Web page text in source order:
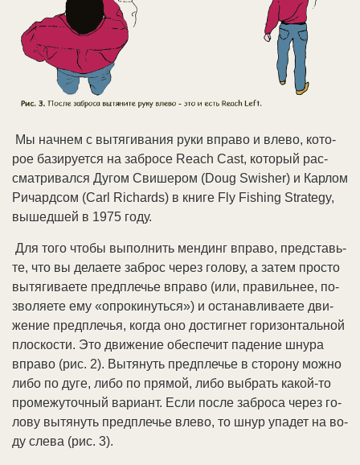
Мы нач­нем с вы­тя­ги­ва­ния ру­ки впра­во и вле­во, ко­то­
рое ба­зи­ру­ет­ся на за­бро­се Reach Cast, ко­то­рый рас­
смат­ри­вал­ся Ду­гом Сви­ше­ром (Doug Swisher) и Кар­лом
Ри­чар­дсом (Carl Richards) в кни­ге Fly Fishing Strategy,
вы­шед­шей в 1975 го­ду.
Для то­го что­бы вы­пол­нить мен­динг впра­во, пред­ставь­
те, что вы де­лае­те за­брос че­рез го­ло­ву, а за­тем про­сто
вы­тя­ги­вае­те пред­пле­чье впра­во (или, пра­виль­нее, по­
зво­ляе­те ему «оп­ро­ки­нуть­ся») и ос­та­нав­ли­вае­те дви­
же­ние пред­пле­чья, ко­гда оно дос­тиг­нет го­ри­зон­таль­ной
плос­ко­сти. Это дви­же­ние обес­пе­чит па­де­ние шну­ра
впра­во (рис. 2). Вы­тя­нуть пред­пле­чье в сто­ро­ну мож­но
ли­бо по ду­ге, ли­бо по пря­мой, ли­бо вы­брать ка­кой-то
про­ме­жу­точ­ный ва­ри­ант. Ес­ли по­сле за­бро­са че­рез го­
ло­ву вы­тя­нуть пред­пле­чье вле­во, то шнур упа­дет на во­
ду сле­ва (рис. 3).